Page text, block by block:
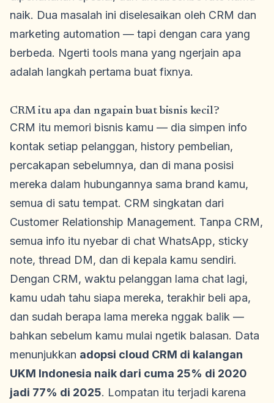
naik. Dua masalah ini diselesaikan oleh CRM dan
marketing automation — tapi dengan cara yang
berbeda. Ngerti tools mana yang ngerjain apa
adalah langkah pertama buat fixnya.
CRM itu apa dan ngapain buat bisnis kecil?
CRM itu memori bisnis kamu — dia simpen info
kontak setiap pelanggan, history pembelian,
percakapan sebelumnya, dan di mana posisi
mereka dalam hubungannya sama brand kamu,
semua di satu tempat. CRM singkatan dari
Customer Relationship Management. Tanpa CRM,
semua info itu nyebar di chat WhatsApp, sticky
note, thread DM, dan di kepala kamu sendiri.
Dengan CRM, waktu pelanggan lama chat lagi,
kamu udah tahu siapa mereka, terakhir beli apa,
dan sudah berapa lama mereka nggak balik —
bahkan sebelum kamu mulai ngetik balasan. Data
menunjukkan adopsi cloud CRM di kalangan
UKM Indonesia naik dari cuma 25% di 2020
jadi 77% di 2025. Lompatan itu terjadi karena